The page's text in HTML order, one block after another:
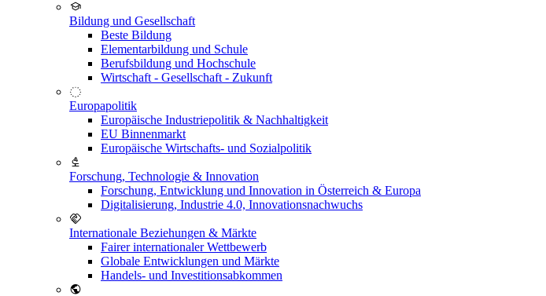
Bildung und Gesellschaft
Beste Bildung
Elementarbildung und Schule
Berufsbildung und Hochschule
Wirtschaft - Gesellschaft - Zukunft
Europapolitik
Europäische Industriepolitik & Nachhaltigkeit
EU Binnenmarkt
Europäische Wirtschafts- und Sozialpolitik
Forschung, Technologie & Innovation
Forschung, Entwicklung und Innovation in Österreich & Europa
Digitalisierung, Industrie 4.0, Innovationsnachwuchs
Internationale Beziehungen & Märkte
Fairer internationaler Wettbewerb
Globale Entwicklungen und Märkte
Handels- und Investitionsabkommen